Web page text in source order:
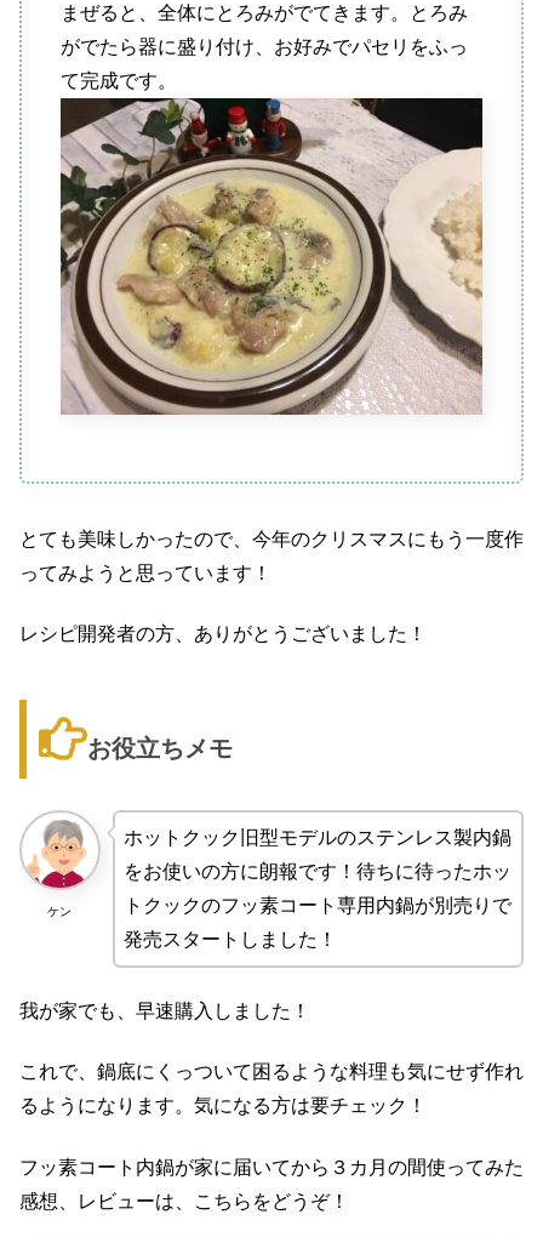
まぜると、全体にとろみがでてきます。とろみ
がでたら器に盛り付け、お好みでパセリをふっ
て完成です。
とても美味しかったので、今年のクリスマスにもう一度作
ってみようと思っています！
レシピ開発者の方、ありがとうございました！
お役立ちメモ
ケン
ホットクック旧型モデルのステンレス製内鍋
をお使いの方に朗報です！待ちに待ったホッ
トクックのフッ素コート専用内鍋が別売りで
発売スタートしました！
我が家でも、早速購入しました！
これで、鍋底にくっついて困るような料理も気にせず作れ
るようになります。気になる方は要チェック！
フッ素コート内鍋が家に届いてから３カ月の間使ってみた
感想、レビューは、こちらをどうぞ！